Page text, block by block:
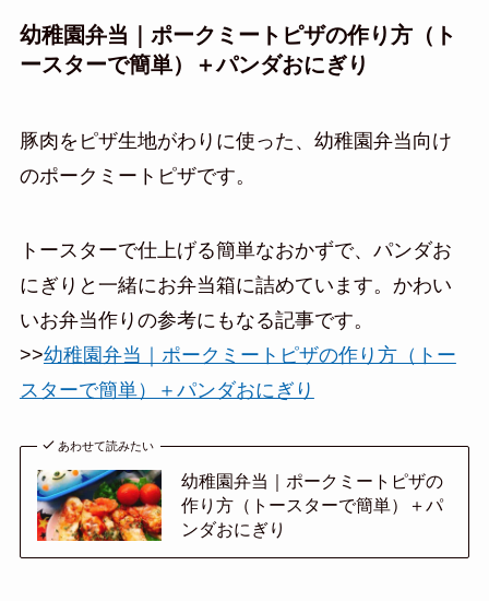
幼稚園弁当｜ポークミートピザの作り方（ト
ースターで簡単）＋パンダおにぎり
豚肉をピザ生地がわりに使った、幼稚園弁当向け
のポークミートピザです。
トースターで仕上げる簡単なおかずで、パンダお
にぎりと一緒にお弁当箱に詰めています。かわい
いお弁当作りの参考にもなる記事です。
>>幼稚園弁当｜ポークミートピザの作り方（トー
スターで簡単）＋パンダおにぎり
あわせて読みたい
幼稚園弁当｜ポークミートピザの
作り方（トースターで簡単）＋パ
ンダおにぎり